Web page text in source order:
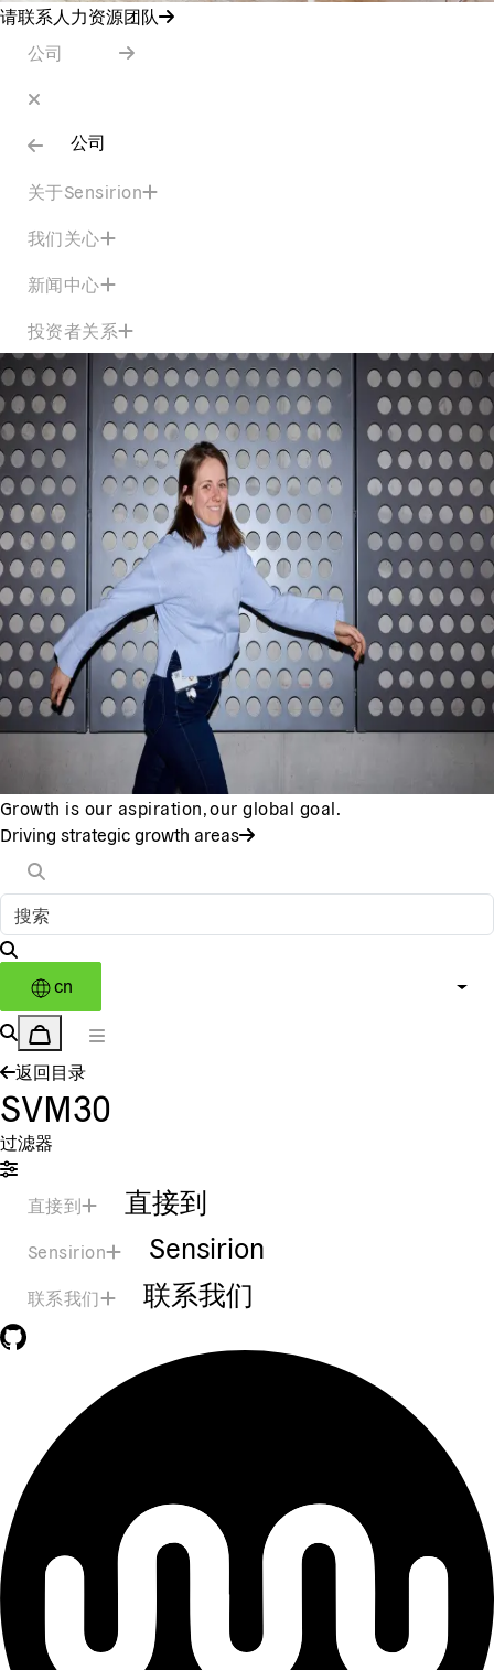
请联系人力资源团队
公司
公司
关于Sensirion
我们关心
新闻中心
投资者关系
Growth is our aspiration, our global goal.
Driving strategic growth areas
cn
返回目录
SVM30
过滤器
直接到 直接到
Sensirion Sensirion
联系我们 联系我们